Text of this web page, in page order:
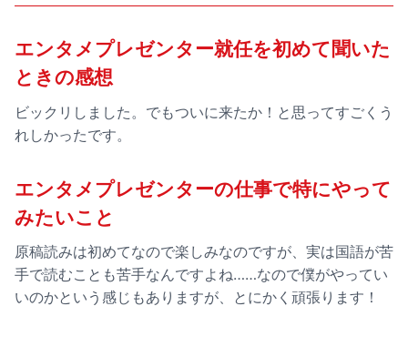
エンタメプレゼンター就任を初めて聞いた
ときの感想
ビックリしました。でもついに来たか！と思ってすごくう
れしかったです。
エンタメプレゼンターの仕事で特にやって
みたいこと
原稿読みは初めてなので楽しみなのですが、実は国語が苦
手で読むことも苦手なんですよね……なので僕がやってい
いのかという感じもありますが、とにかく頑張ります！